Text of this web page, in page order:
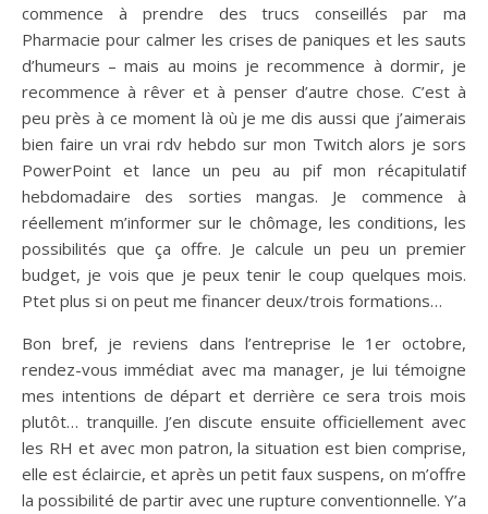
commence à prendre des trucs conseillés par ma
Pharmacie pour calmer les crises de paniques et les sauts
d’humeurs – mais au moins je recommence à dormir, je
recommence à rêver et à penser d’autre chose. C’est à
peu près à ce moment là où je me dis aussi que j’aimerais
bien faire un vrai rdv hebdo sur mon Twitch alors je sors
PowerPoint et lance un peu au pif mon récapitulatif
hebdomadaire des sorties mangas. Je commence à
réellement m’informer sur le chômage, les conditions, les
possibilités que ça offre. Je calcule un peu un premier
budget, je vois que je peux tenir le coup quelques mois.
Ptet plus si on peut me financer deux/trois formations…
Bon bref, je reviens dans l’entreprise le 1er octobre,
rendez-vous immédiat avec ma manager, je lui témoigne
mes intentions de départ et derrière ce sera trois mois
plutôt… tranquille. J’en discute ensuite officiellement avec
les RH et avec mon patron, la situation est bien comprise,
elle est éclaircie, et après un petit faux suspens, on m’offre
la possibilité de partir avec une rupture conventionnelle. Y’a